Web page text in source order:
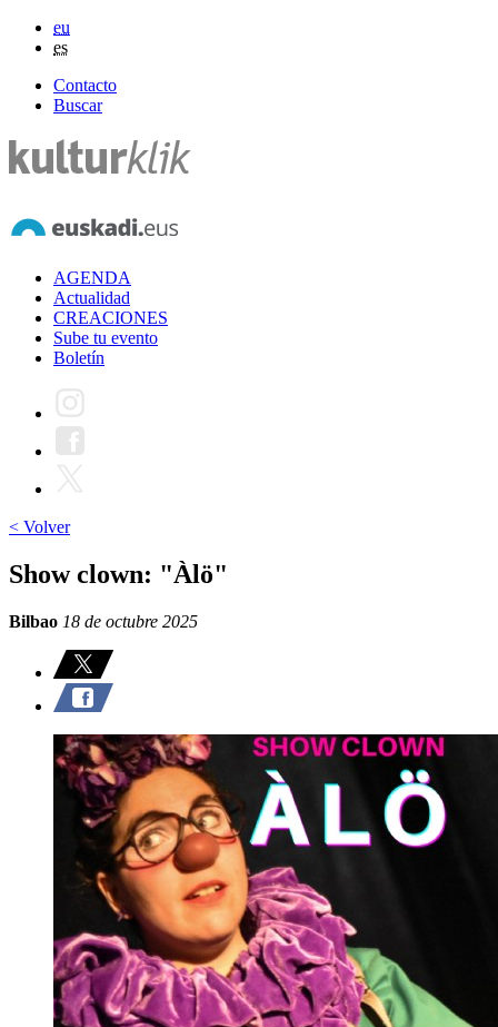
eu
es
Contacto
Buscar
AGENDA
Actualidad
CREACIONES
Sube tu evento
Boletín
< Volver
Show clown: "Àlö"
Bilbao 18 de octubre 2025